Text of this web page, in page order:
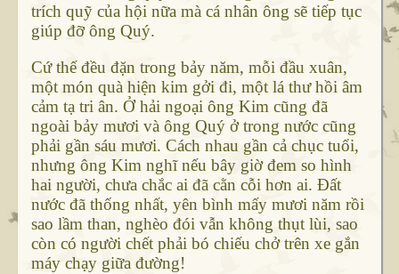
trích quỹ của hội nữa mà cá nhân ông sẽ tiếp tục
giúp đỡ ông Quý.
Cứ thế đều đặn trong bảy năm, mỗi đầu xuân,
một món quà hiện kim gởi đi, một lá thư hồi âm
cảm tạ tri ân. Ở hải ngoại ông Kim cũng đã
ngoài bảy mươi và ông Quý ở trong nước cũng
phải gần sáu mươi. Cách nhau gần cả chục tuổi,
nhưng ông Kim nghĩ nếu bây giờ đem so hình
hai người, chưa chắc ai đã cằn cỗi hơn ai. Đất
nước đã thống nhất, yên bình mấy mươi năm rồi
sao lầm than, nghèo đói vẫn không thụt lùi, sao
còn có người chết phải bó chiếu chở trên xe gắn
máy chạy giữa đường!